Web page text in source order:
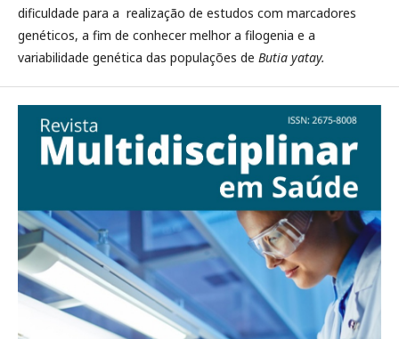
dificuldade para a realização de estudos com marcadores
genéticos, a fim de conhecer melhor a filogenia e a
variabilidade genética das populações de Butia yatay.